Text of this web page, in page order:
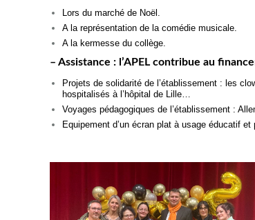
Lors du marché de Noël.
A la représentation de la comédie musicale.
A la kermesse du collège.
– Assistance : l’APEL contribue au
Projets de solidarité de l’établissement : les
hospitalisés à l’hôpital de Lille…
Voyages pédagogiques de l’établissement :
Equipement d’un écran plat à usage éducatif et